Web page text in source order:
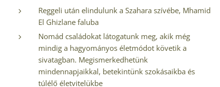
Reggeli után elindulunk a Szahara szívébe, Mhamid
El Ghizlane faluba
Nomád családokat látogatunk meg, akik még
mindig a hagyományos életmódot követik a
sivatagban. Megismerkedhetünk
mindennapjaikkal, betekintünk szokásaikba és
túlélő életvitelükbe